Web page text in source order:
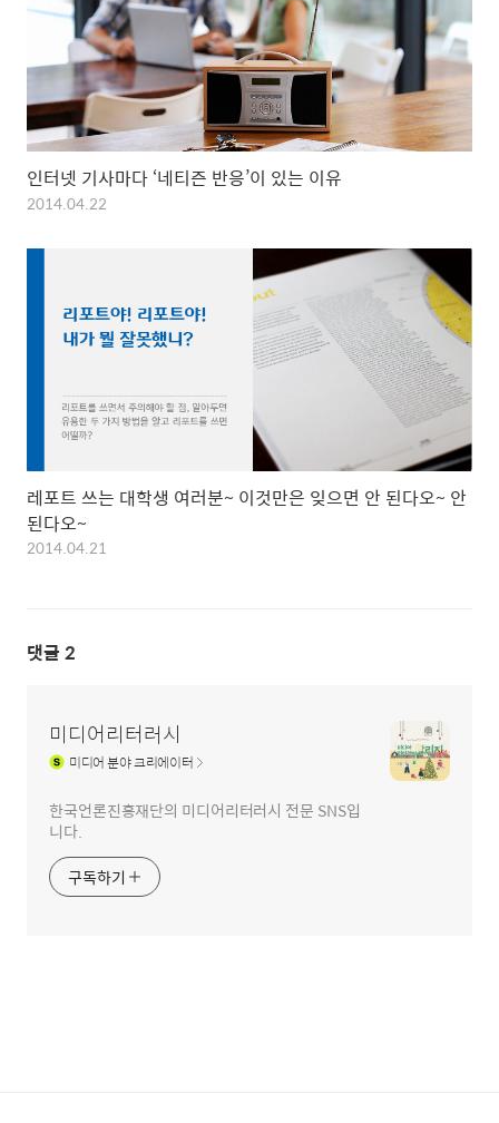
인터넷 기사마다 ‘네티즌 반응’이 있는 이유
2014.04.22
레포트 쓰는 대학생 여러분~ 이것만은 잊으면 안 된다오~ 안
된다오~
2014.04.21
댓글 2
미디어리터러시
미디어분야 크리에이터
한국언론진흥재단의 미디어리터러시 전문 SNS입
니다.
구독하기